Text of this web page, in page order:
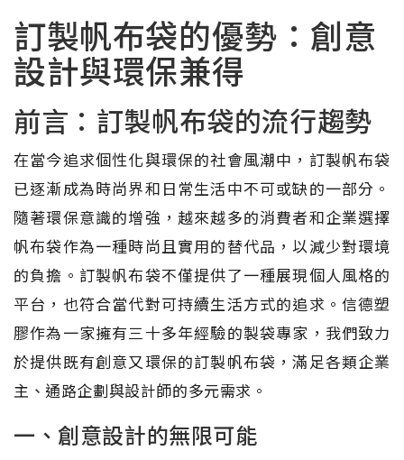
訂製帆布袋的優勢：創意
設計與環保兼得
前言：訂製帆布袋的流行趨勢
在當今追求個性化與環保的社會風潮中，訂製帆布袋
已逐漸成為時尚界和日常生活中不可或缺的一部分。
隨著環保意識的增強，越來越多的消費者和企業選擇
帆布袋作為一種時尚且實用的替代品，以減少對環境
的負擔。訂製帆布袋不僅提供了一種展現個人風格的
平台，也符合當代對可持續生活方式的追求。信德塑
膠作為一家擁有三十多年經驗的製袋專家，我們致力
於提供既有創意又環保的訂製帆布袋，滿足各類企業
主、通路企劃與設計師的多元需求。
一、創意設計的無限可能